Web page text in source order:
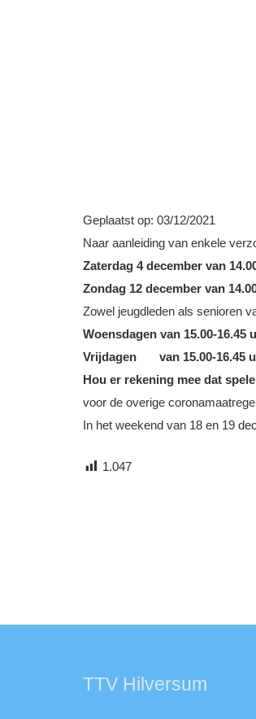
Geplaatst op: 03/12/2021
Naar aanleiding van enkele
Zaterdag 4 december van
Zondag 12 december van
Zowel jeugdleden als senioren
Woensdagen van 15.00-16.45
Vrijdagen van 15.00-16.45
Hou er rekening mee dat
voor de overige
In het weekend van 18 en 19
1.047
TTV Hilversum